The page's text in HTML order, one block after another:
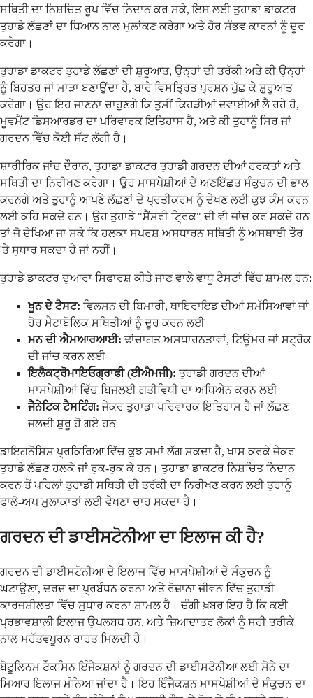
ਸਥਿਤੀ ਦਾ ਨਿਸ਼ਚਿਤ ਰੂਪ ਵਿੱਚ ਨਿਦਾਨ ਕਰ ਸਕੇ, ਇਸ ਲਈ ਤੁਹਾਡਾ ਡਾਕਟਰ
ਤੁਹਾਡੇ ਲੱਛਣਾਂ ਦਾ ਧਿਆਨ ਨਾਲ ਮੁਲਾਂਕਣ ਕਰੇਗਾ ਅਤੇ ਹੋਰ ਸੰਭਵ ਕਾਰਨਾਂ ਨੂੰ ਦੂਰ
ਕਰੇਗਾ।
ਤੁਹਾਡਾ ਡਾਕਟਰ ਤੁਹਾਡੇ ਲੱਛਣਾਂ ਦੀ ਸ਼ੁਰੂਆਤ, ਉਨ੍ਹਾਂ ਦੀ ਤਰੱਕੀ ਅਤੇ ਕੀ ਉਨ੍ਹਾਂ
ਨੂੰ ਬਿਹਤਰ ਜਾਂ ਮਾੜਾ ਬਣਾਉਂਦਾ ਹੈ, ਬਾਰੇ ਵਿਸਤ੍ਰਿਤ ਪ੍ਰਸ਼ਨ ਪੁੱਛ ਕੇ ਸ਼ੁਰੂਆਤ
ਕਰੇਗਾ। ਉਹ ਇਹ ਜਾਣਨਾ ਚਾਹੁਣਗੇ ਕਿ ਤੁਸੀਂ ਕਿਹੜੀਆਂ ਦਵਾਈਆਂ ਲੈ ਰਹੇ ਹੋ,
ਮੂਵਮੈਂਟ ਡਿਸਆਰਡਰ ਦਾ ਪਰਿਵਾਰਕ ਇਤਿਹਾਸ ਹੈ, ਅਤੇ ਕੀ ਤੁਹਾਨੂੰ ਸਿਰ ਜਾਂ
ਗਰਦਨ ਵਿੱਚ ਕੋਈ ਸੱਟ ਲੱਗੀ ਹੈ।
ਸ਼ਾਰੀਰਿਕ ਜਾਂਚ ਦੌਰਾਨ, ਤੁਹਾਡਾ ਡਾਕਟਰ ਤੁਹਾਡੀ ਗਰਦਨ ਦੀਆਂ ਹਰਕਤਾਂ ਅਤੇ
ਸਥਿਤੀ ਦਾ ਨਿਰੀਖਣ ਕਰੇਗਾ। ਉਹ ਮਾਸਪੇਸ਼ੀਆਂ ਦੇ ਅਣਇੱਛਤ ਸੰਕੁਚਨ ਦੀ ਭਾਲ
ਕਰਨਗੇ ਅਤੇ ਤੁਹਾਨੂੰ ਆਪਣੇ ਲੱਛਣਾਂ ਦੇ ਪ੍ਰਤੀਕਰਮ ਨੂੰ ਦੇਖਣ ਲਈ ਕੁਝ ਕੰਮ ਕਰਨ
ਲਈ ਕਹਿ ਸਕਦੇ ਹਨ। ਉਹ ਤੁਹਾਡੇ "ਸੈਂਸਰੀ ਟ੍ਰਿਕ" ਦੀ ਵੀ ਜਾਂਚ ਕਰ ਸਕਦੇ ਹਨ
ਤਾਂ ਜੋ ਦੇਖਿਆ ਜਾ ਸਕੇ ਕਿ ਹਲਕਾ ਸਪਰਸ਼ ਅਸਧਾਰਨ ਸਥਿਤੀ ਨੂੰ ਅਸਥਾਈ ਤੌਰ
'ਤੇ ਸੁਧਾਰ ਸਕਦਾ ਹੈ ਜਾਂ ਨਹੀਂ।
ਤੁਹਾਡੇ ਡਾਕਟਰ ਦੁਆਰਾ ਸਿਫਾਰਸ਼ ਕੀਤੇ ਜਾਣ ਵਾਲੇ ਵਾਧੂ ਟੈਸਟਾਂ ਵਿੱਚ ਸ਼ਾਮਲ ਹਨ:
ਖੂਨ ਦੇ ਟੈਸਟ: ਵਿਲਸਨ ਦੀ ਬਿਮਾਰੀ, ਥਾਇਰਾਇਡ ਦੀਆਂ ਸਮੱਸਿਆਵਾਂ ਜਾਂ
ਹੋਰ ਮੈਟਾਬੋਲਿਕ ਸਥਿਤੀਆਂ ਨੂੰ ਦੂਰ ਕਰਨ ਲਈ
ਮਨ ਦੀ ਐਮਆਰਆਈ: ਢਾਂਚਾਗਤ ਅਸਧਾਰਨਤਾਵਾਂ, ਟਿਊਮਰ ਜਾਂ ਸਟ੍ਰੋਕ
ਦੀ ਜਾਂਚ ਕਰਨ ਲਈ
ਇਲੈਕਟ੍ਰੋਮਾਇਓਗ੍ਰਾਫੀ (ਈਐਮਜੀ): ਤੁਹਾਡੀ ਗਰਦਨ ਦੀਆਂ
ਮਾਸਪੇਸ਼ੀਆਂ ਵਿੱਚ ਬਿਜਲਈ ਗਤੀਵਿਧੀ ਦਾ ਅਧਿਐਨ ਕਰਨ ਲਈ
ਜੈਨੇਟਿਕ ਟੈਸਟਿੰਗ: ਜੇਕਰ ਤੁਹਾਡਾ ਪਰਿਵਾਰਕ ਇਤਿਹਾਸ ਹੈ ਜਾਂ ਲੱਛਣ
ਜਲਦੀ ਸ਼ੁਰੂ ਹੋ ਗਏ ਹਨ
ਡਾਇਗਨੋਸਿਸ ਪ੍ਰਕਿਰਿਆ ਵਿੱਚ ਕੁਝ ਸਮਾਂ ਲੱਗ ਸਕਦਾ ਹੈ, ਖਾਸ ਕਰਕੇ ਜੇਕਰ
ਤੁਹਾਡੇ ਲੱਛਣ ਹਲਕੇ ਜਾਂ ਰੁਕ-ਰੁਕ ਕੇ ਹਨ। ਤੁਹਾਡਾ ਡਾਕਟਰ ਨਿਸ਼ਚਿਤ ਨਿਦਾਨ
ਕਰਨ ਤੋਂ ਪਹਿਲਾਂ ਤੁਹਾਡੀ ਸਥਿਤੀ ਦੀ ਤਰੱਕੀ ਦਾ ਨਿਰੀਖਣ ਕਰਨ ਲਈ ਤੁਹਾਨੂੰ
ਫਾਲੋ-ਅਪ ਮੁਲਾਕਾਤਾਂ ਲਈ ਵੇਖਣਾ ਚਾਹ ਸਕਦਾ ਹੈ।
ਗਰਦਨ ਦੀ ਡਾਈਸਟੋਨੀਆ ਦਾ ਇਲਾਜ ਕੀ ਹੈ?
ਗਰਦਨ ਦੀ ਡਾਈਸਟੋਨੀਆ ਦੇ ਇਲਾਜ ਵਿੱਚ ਮਾਸਪੇਸ਼ੀਆਂ ਦੇ ਸੰਕੁਚਨ ਨੂੰ
ਘਟਾਉਣਾ, ਦਰਦ ਦਾ ਪ੍ਰਬੰਧਨ ਕਰਨਾ ਅਤੇ ਰੋਜ਼ਾਨਾ ਜੀਵਨ ਵਿੱਚ ਤੁਹਾਡੀ
ਕਾਰਜਸ਼ੀਲਤਾ ਵਿੱਚ ਸੁਧਾਰ ਕਰਨਾ ਸ਼ਾਮਲ ਹੈ। ਚੰਗੀ ਖ਼ਬਰ ਇਹ ਹੈ ਕਿ ਕਈ
ਪ੍ਰਭਾਵਸ਼ਾਲੀ ਇਲਾਜ ਉਪਲਬਧ ਹਨ, ਅਤੇ ਜ਼ਿਆਦਾਤਰ ਲੋਕਾਂ ਨੂੰ ਸਹੀ ਤਰੀਕੇ
ਨਾਲ ਮਹੱਤਵਪੂਰਨ ਰਾਹਤ ਮਿਲਦੀ ਹੈ।
ਬੋਟੂਲਿਨਮ ਟੌਕਸਿਨ ਇੰਜੈਕਸ਼ਨਾਂ ਨੂੰ ਗਰਦਨ ਦੀ ਡਾਈਸਟੋਨੀਆ ਲਈ ਸੋਨੇ ਦਾ
ਮਿਆਰ ਇਲਾਜ ਮੰਨਿਆ ਜਾਂਦਾ ਹੈ। ਇਹ ਇੰਜੈਕਸ਼ਨ ਮਾਸਪੇਸ਼ੀਆਂ ਦੇ ਸੰਕੁਚਨ ਦਾ